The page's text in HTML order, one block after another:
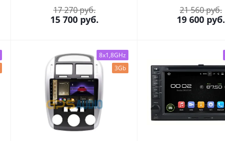
17 270 руб.
15 700 руб.
21 560 руб.
19 600 руб.
8x1,8GHz
3Gb